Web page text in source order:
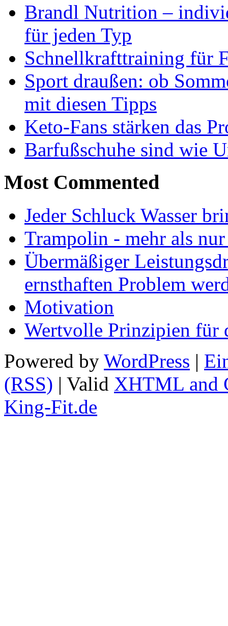
Brandl Nutrition –
für jeden Typ
Schnellkrafttraining für
Sport draußen: ob
mit diesen Tipps
Keto-Fans stärken das
Barfußschuhe sind wie
Most Commented
Jeder Schluck Wasser
Trampolin - mehr als
Übermäßiger
ernsthaften Problem
Motivation
Wertvolle Prinzipien für
Powered by WordPress |
(RSS) | Valid XHTML and
King-Fit.de